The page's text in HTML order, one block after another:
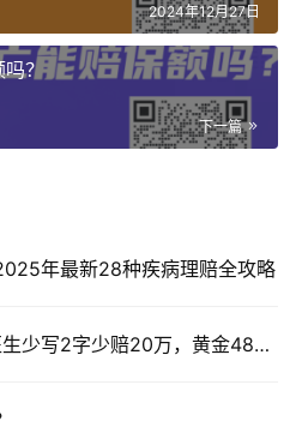
2024年12月27日
吗？
下一篇
年最新28种疾病理赔全攻略
2字少赔20万，黄金48小时攻略